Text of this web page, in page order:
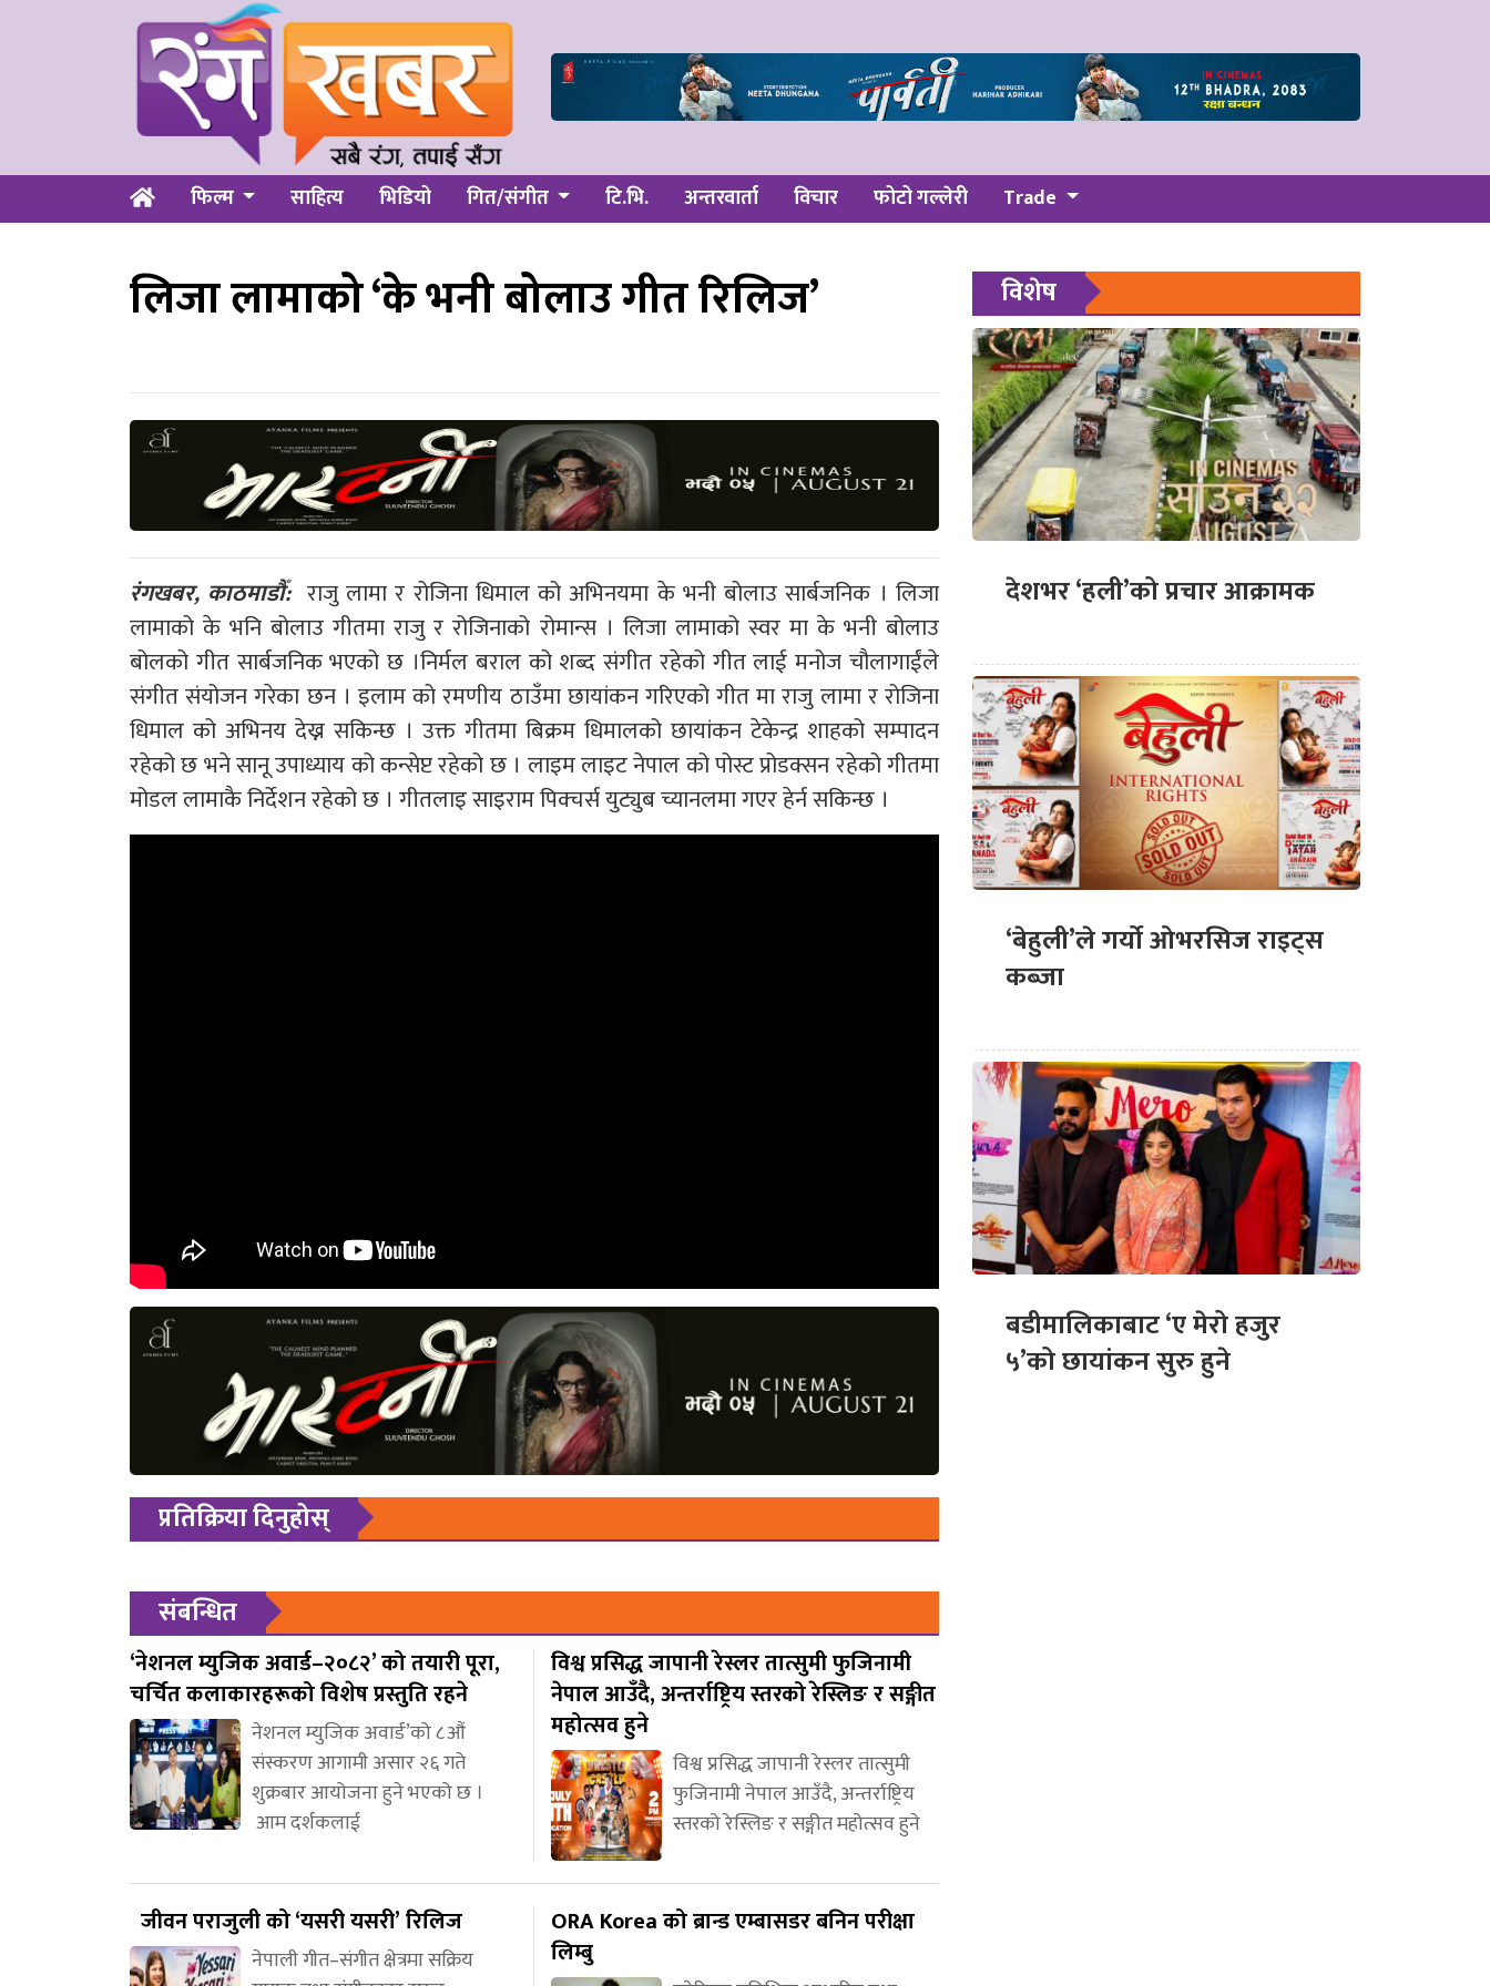
फिल्म साहित्य भिडियो गित/संगीत टि.भि. अन्तरवार्ता विचार फोटो गल्लेरी Trade
लिजा लामाको ‘के भनी बोलाउ गीत रिलिज’
रंगखबर, काठमाडौँ: राजु लामा र रोजिना धिमाल को अभिनयमा के भनी बोलाउ सार्बजनिक । लिजा
लामाको के भनि बोलाउ गीतमा राजु र रोजिनाको रोमान्स । लिजा लामाको स्वर मा के भनी बोलाउ
बोलको गीत सार्बजनिक भएको छ ।निर्मल बराल को शब्द संगीत रहेको गीत लाई मनोज चौलागाईंले
संगीत संयोजन गरेका छन । इलाम को रमणीय ठाउँमा छायांकन गरिएको गीत मा राजु लामा र रोजिना
धिमाल को अभिनय देख्न सकिन्छ । उक्त गीतमा बिक्रम धिमालको छायांकन टेकेन्द्र शाहको सम्पादन
रहेको छ भने सानू उपाध्याय को कन्सेप्ट रहेको छ । लाइम लाइट नेपाल को पोस्ट प्रोडक्सन रहेको गीतमा
मोडल लामाकै निर्देशन रहेको छ । गीतलाइ साइराम पिक्चर्स युट्युब च्यानलमा गएर हेर्न सकिन्छ ।
प्रतिक्रिया दिनुहोस्
संबन्धित
‘नेशनल म्युजिक अवार्ड–२०८२’ को तयारी पूरा,
चर्चित कलाकारहरूको विशेष प्रस्तुति रहने
नेशनल म्युजिक अवार्ड’को ८औं
संस्करण आगामी असार २६ गते
शुक्रबार आयोजना हुने भएको छ ।
आम दर्शकलाई
विश्व प्रसिद्ध जापानी रेस्लर तात्सुमी फुजिनामी
नेपाल आउँदै, अन्तर्राष्ट्रिय स्तरको रेस्लिङ र सङ्गीत
महोत्सव हुने
विश्व प्रसिद्ध जापानी रेस्लर तात्सुमी
फुजिनामी नेपाल आउँदै, अन्तर्राष्ट्रिय
स्तरको रेस्लिङ र सङ्गीत महोत्सव हुने
जीवन पराजुली को ‘यसरी यसरी’ रिलिज
नेपाली गीत–संगीत क्षेत्रमा सक्रिय
ORA Korea को ब्रान्ड एम्बासडर बनिन परीक्षा
लिम्बु
विशेष
देशभर ‘हली’को प्रचार आक्रामक
‘बेहुली’ले गर्यो ओभरसिज राइट्स
कब्जा
बडीमालिकाबाट ‘ए मेरो हजुर
५’को छायांकन सुरु हुने